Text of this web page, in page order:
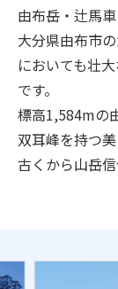
由布岳・辻馬車
大分県由布市
においても壮
です。
標高1,584mの
双耳峰を持つ
古くから山岳